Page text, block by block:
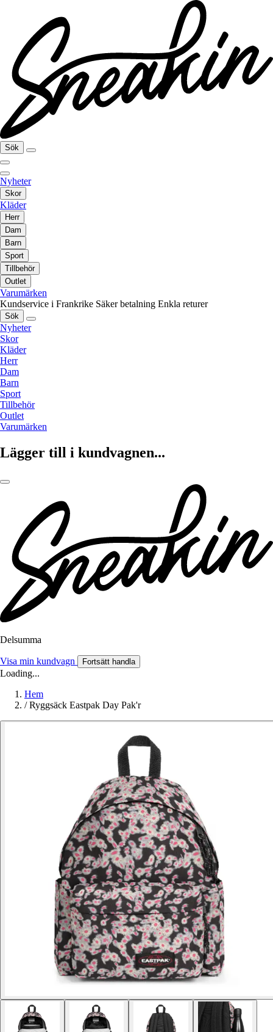
Sök
Nyheter
Skor
Kläder
Herr
Dam
Barn
Sport
Tillbehör
Outlet
Varumärken
Kundservice i Frankrike Säker betalning Enkla returer
Sök
Nyheter
Skor
Kläder
Herr
Dam
Barn
Sport
Tillbehör
Outlet
Varumärken
Lägger till i kundvagnen...
Delsumma
Visa min kundvagn Fortsätt handla
Loading...
Hem
/ Ryggsäck Eastpak Day Pak'r